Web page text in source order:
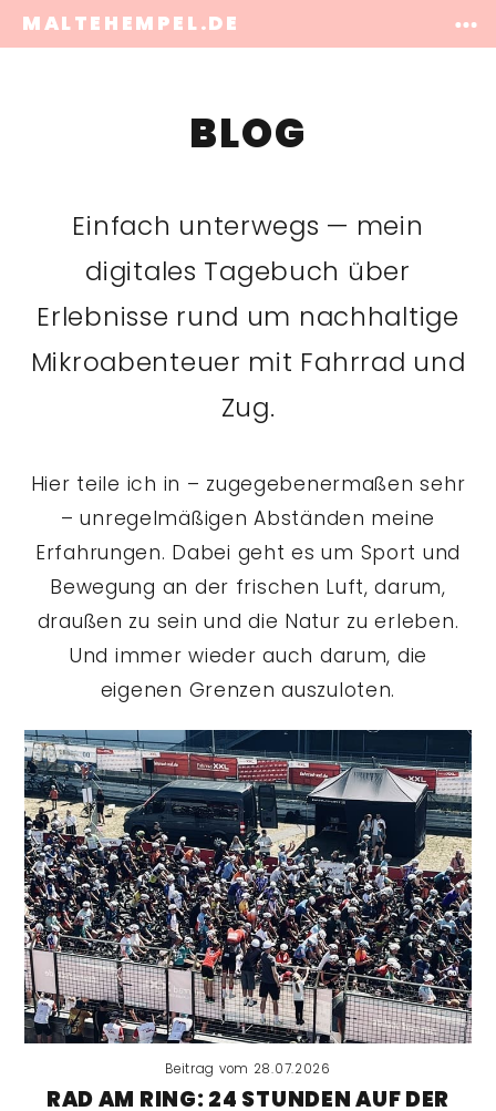
MALTEHEMPEL.DE
BLOG
Einfach unterwegs — mein
digitales Tagebuch über
Erlebnisse rund um nachhaltige
Mikroabenteuer mit Fahrrad und
Zug.
Hier teile ich in – zugegebenermaßen sehr
– unregelmäßigen Abständen meine
Erfahrungen. Dabei geht es um Sport und
Bewegung an der frischen Luft, darum,
draußen zu sein und die Natur zu erleben.
Und immer wieder auch darum, die
eigenen Grenzen auszuloten.
Beitrag vom 28.07.2026
RAD AM RING: 24 STUNDEN AUF DER